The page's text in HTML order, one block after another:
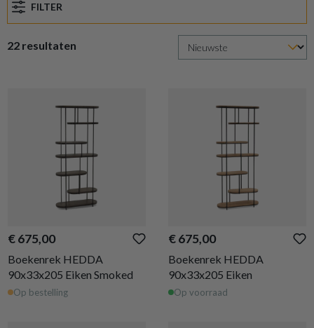
FILTER
22 resultaten
€ 675,00
Boekenrek HEDDA
90x33x205 Eiken Smoked
Op bestelling
€ 675,00
Boekenrek HEDDA
90x33x205 Eiken
Op voorraad